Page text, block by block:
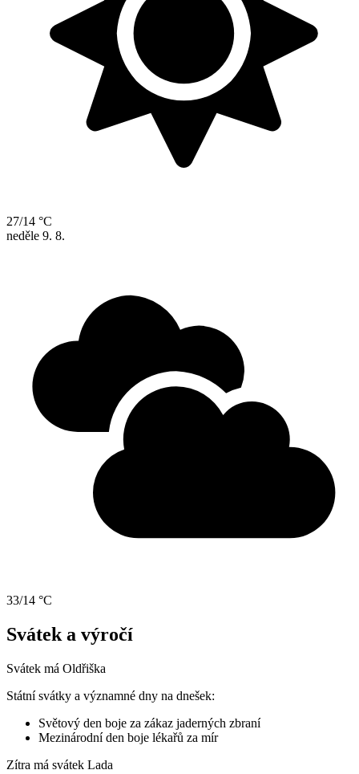
27/14 °C
neděle 9. 8.
33/14 °C
Svátek a výročí
Svátek má Oldřiška
Státní svátky a významné dny na dnešek:
Světový den boje za zákaz jaderných zbraní
Mezinárodní den boje lékařů za mír
Zítra má svátek Lada